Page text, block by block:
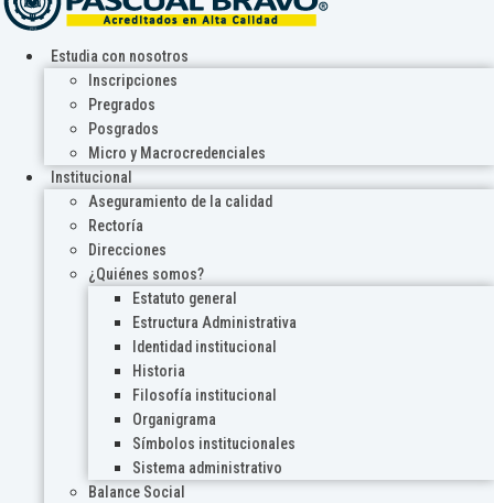
Estudia con nosotros
Inscripciones
Pregrados
Posgrados
Micro y Macrocredenciales
Institucional
Aseguramiento de la calidad
Rectoría
Direcciones
¿Quiénes somos?
Estatuto general
Estructura Administrativa
Identidad institucional
Historia
Filosofía institucional
Organigrama
Símbolos institucionales
Sistema administrativo
Balance Social